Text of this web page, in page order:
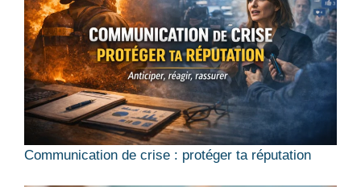
Communication de crise : protéger ta réputation